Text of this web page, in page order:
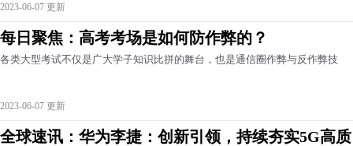
2023-06-07 更新
每日聚焦：高考考场是如何防作弊的？
各类大型考试不仅是广大学子知识比拼的舞台，也是通信圈作弊与反作弊技
2023-06-07 更新
全球速讯：华为李捷：创新引领，持续夯实5G高质